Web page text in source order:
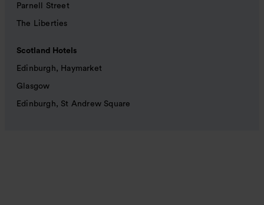
Parnell Street
The Liberties
Scotland Hotels
Edinburgh, Haymarket
Glasgow
Edinburgh, St Andrew Square